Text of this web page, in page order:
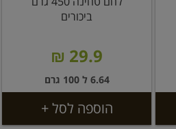
ביכורים
29.9 ₪
6.64 ל 100 גרם
הוספה לסל +